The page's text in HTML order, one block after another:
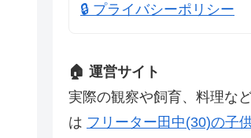
🔒 プライバシーポリシー
🏠 運営サイト
実際の観察や飼育、料理な
は フリーター田中(30)の子